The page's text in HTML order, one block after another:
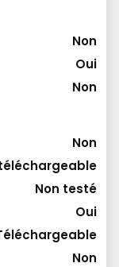
Non
Oui
Non
Non
téléchargeable
Non testé
Oui
Non